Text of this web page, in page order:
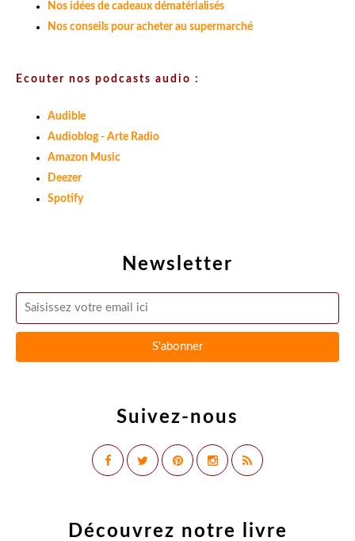
Newsletter
Suivez-nous
Nos idées de cadeaux dématérialisés
Nos conseils pour acheter au supermarché
Ecouter nos podcasts audio :
Audible
Audioblog - Arte Radio
Amazon Music
Deezer
Spotify
Découvrez notre livre